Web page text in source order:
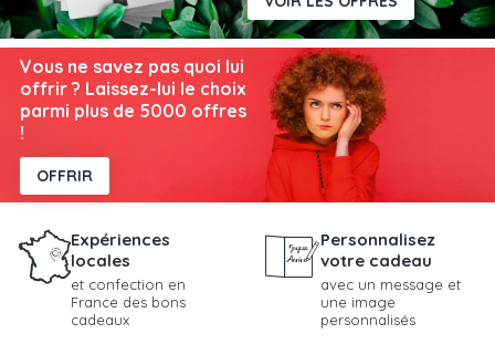
Vous ne savez pas quoi lui
offrir ? Laissez-lui le choix
parmi plus de 5000 offres
!
OFFRIR
Expériences
locales
et confection en
France des bons
cadeaux
Personnalisez
votre cadeau
avec un message et
une image
personnalisés